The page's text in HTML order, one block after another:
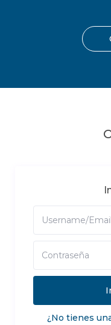
¿No tienes